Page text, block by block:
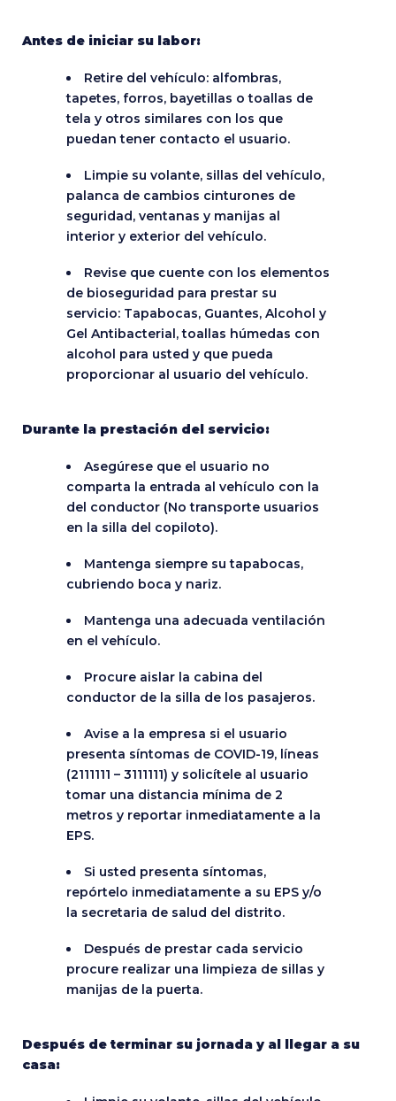
Antes de iniciar su labor:
Retire del vehículo: alfombras,
tapetes, forros, bayetillas o toallas de
tela y otros similares con los que
puedan tener contacto el usuario.
Limpie su volante, sillas del vehículo,
palanca de cambios cinturones de
seguridad, ventanas y manijas al
interior y exterior del vehículo.
Revise que cuente con los elementos
de bioseguridad para prestar su
servicio: Tapabocas, Guantes, Alcohol y
Gel Antibacterial, toallas húmedas con
alcohol para usted y que pueda
proporcionar al usuario del vehículo.
Durante la prestación del servicio:
Asegúrese que el usuario no
comparta la entrada al vehículo con la
del conductor (No transporte usuarios
en la silla del copiloto).
Mantenga siempre su tapabocas,
cubriendo boca y nariz.
Mantenga una adecuada ventilación
en el vehículo.
Procure aislar la cabina del
conductor de la silla de los pasajeros.
Avise a la empresa si el usuario
presenta síntomas de COVID-19, líneas
(2111111 – 3111111) y solicítele al usuario
tomar una distancia mínima de 2
metros y reportar inmediatamente a la
EPS.
Si usted presenta síntomas,
repórtelo inmediatamente a su EPS y/o
la secretaria de salud del distrito.
Después de prestar cada servicio
procure realizar una limpieza de sillas y
manijas de la puerta.
Después de terminar su jornada y al llegar a su
casa: